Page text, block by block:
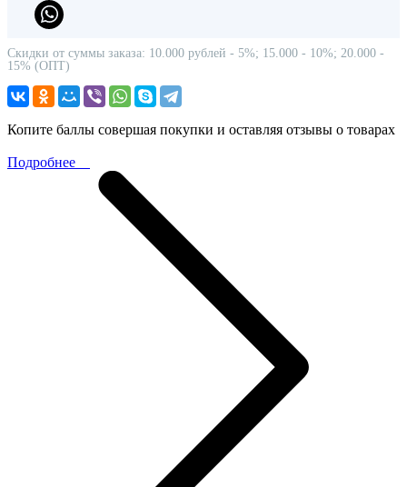
Скидки от суммы заказа: 10.000 рублей - 5%; 15.000 - 10%; 20.000 -
15% (ОПТ)
Копите баллы совершая покупки и оставляя отзывы о товарах
Подробнее